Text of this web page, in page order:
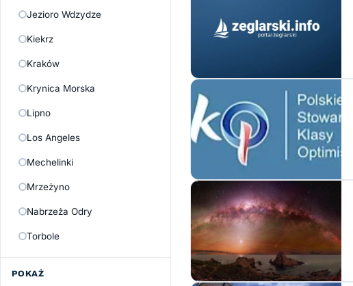
Jezioro Wdzydze
Kiekrz
Kraków
Krynica Morska
Lipno
Los Angeles
Mechelinki
Mrzeżyno
Nabrzeża Odry
Torbole
POKAŻ